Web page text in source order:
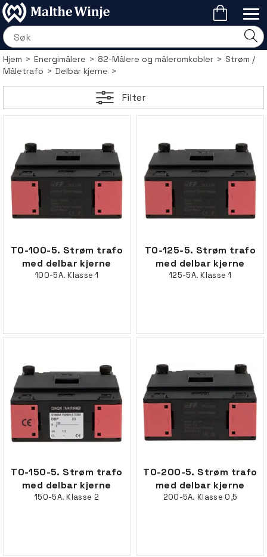
Hjem>Energimålere>82-Målere og måleromkobler>Strøm /
Måletrafo>Delbar kjerne>
Filter
TO-100-5. Strøm trafo
med delbar kjerne
100-5A. Klasse 1
TO-125-5. Strøm trafo
med delbar kjerne
125-5A. Klasse 1
TO-150-5. Strøm trafo
med delbar kjerne
150-5A. Klasse 2
TO-200-5. Strøm trafo
med delbar kjerne
200-5A. Klasse 0,5